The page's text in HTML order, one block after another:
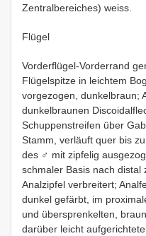
Zentralbereiches) weiss.
Flügel
Vorderflügel-Vorderrand
Flügelspitze in leichtem
vorgezogen, dunkelbraun;
dunkelbraunen
Schuppenstreifen über
Stamm, verläuft quer bis
des ♂ mit zipfelig
schmaler Basis nach distal
Analzipfel verbreitert;
dunkel gefärbt, im
und übersprenkelten,
darüber leicht